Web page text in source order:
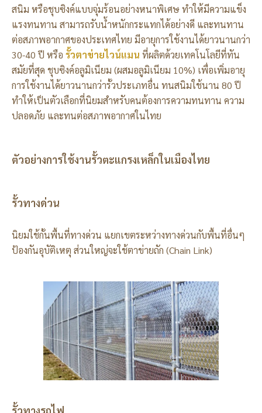
สนิม หรือชุบซิงค์แบบจุ่มร้อนอย่างหนาพิเศษ ทำให้มีความแข็ง
แรงทนทาน สามารถรับน้ำหนักกระแทกได้อย่างดี และทนทาน
ต่อสภาพอากาศของประเทศไทย มีอายุการใช้งานได้ยาวนานกว่า
30-40 ปี หรือ รั้วตาข่ายไวน์แมน ที่ผลิตด้วยเทคโนโลยีที่ทัน
สมัยที่สุด ชุบซิงค์อลูมิเนียม (ผสมอลูมิเนียม 10%) เพื่อเพิ่มอายุ
การใช้งานได้ยาวนานกว่ารั้วประเภทอื่น ทนสนิมใช้นาน 80 ปี
ทำให้เป็นตัวเลือกที่นิยมสำหรับคนต้องการความทนทาน ความ
ปลอดภัย และทนต่อสภาพอากาศในไทย
ตัวอย่างการใช้งานรั้วตะแกรงเหล็กในเมืองไทย
รั้วทางด่วน
นิยมใช้กั้นพื้นที่ทางด่วน แยกเขตระหว่างทางด่วนกับพื้นที่อื่นๆ
ป้องกันอุบัติเหตุ ส่วนใหญ่จะใช้ตาข่ายถัก (Chain Link)